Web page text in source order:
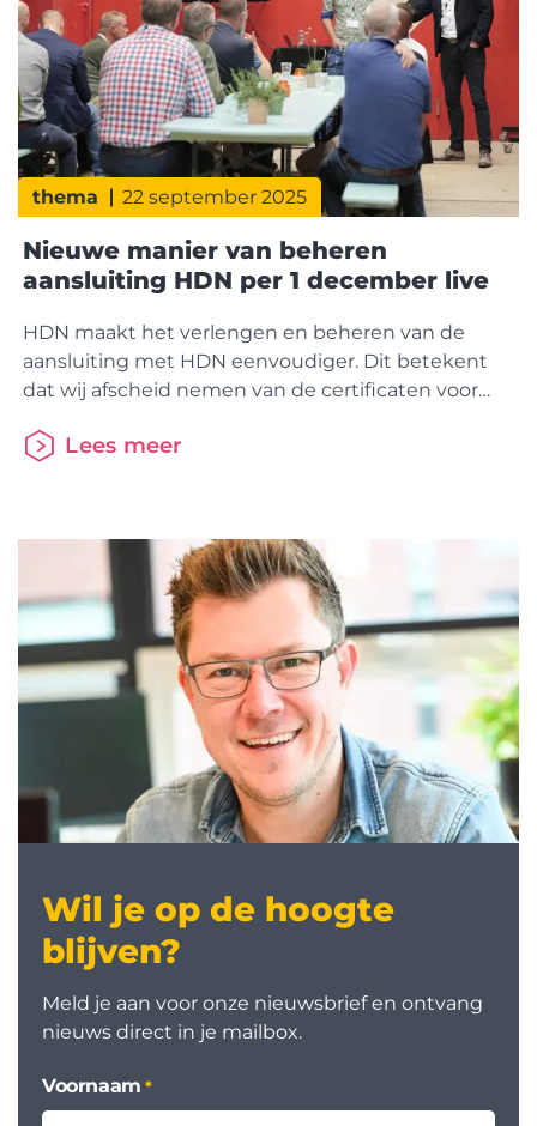
thema 22 september 2025
Nieuwe manier van beheren
aansluiting HDN per 1 december live
HDN maakt het verlengen en beheren van de
aansluiting met HDN eenvoudiger. Dit betekent
dat wij afscheid nemen van de certificaten voor
verleng je straks jaarlijks je aansluiting op het HDN
Lees meer
Wil je op de hoogte
blijven?
Meld je aan voor onze nieuwsbrief en ontvang
nieuws direct in je mailbox.
Voornaam *